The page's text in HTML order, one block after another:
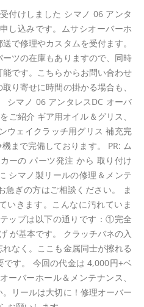
付けしました シマノ 06 アンタ
し込みです。ムサシオーバーホ
で修理やカスタムを受付ます。
ツの在庫もありますので、同時
です。こちらからお問い合わせ
り寄せに時間の掛かる場合も、
シマノ 06 アンタレスDC オーバ
ご紹介 ギア用オイル＆グリス、
ウェイクラッチ用グリス 補充完
まで完備しております。 PR: ム
ーの パーツ発注 から 取り付け
シマノ製リールの修理＆メンテ
急ぎの方はご相談ください。 ま
いきます。こんなに汚れていま
ップは以下の通りです：①完全
が基本です。 クラッチバネの入
なく。ここも金属同士が擦れる
す。 今回の代金は 4,000円+ベ
ーバーホール＆メンテナンス、
リールは大切に！修理オーバー